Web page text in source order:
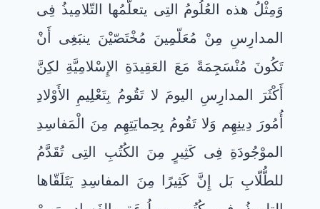
وَمِثْلُ هذه العُلُومُ التِى يتعلَّمُها التّلامِيذُ فِى
المدارِسِ مِنْ مُعَلّمِينَ مُخْتَصّيْنَ ينبَغِى أَنْ
تَكُونَ مُنْسَجِمَةً مَعَ العَقِيدَةِ الإِسْلامِيَّةِ لكِنَّ
أَكْثَرَ المدارِسِ اليومَ لا تَقُومُ بِتَعْلِيمِ الأَوْلادِ
أُمُورَ دِينِهِم وَلا تَقُومُ بِحِمايَتِهِم مِنَ الْمَفاسِدِ
الموْجُودَةِ فِى كَثِيرٍ مِنَ الكُتُبِ التِى تُقَدَّمُ
للطُّلّابِ بَل إِنَّ كَثِيرًا مِنَ المفاسِدِ يَتَلَقّاها